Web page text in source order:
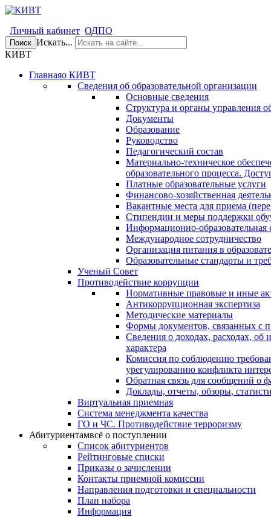
Личный кабинет ОДПО
Поиск Искать...
КИВТ
Главнаяо КИВТ
Сведения об образовательной организации
Основные сведения
Структура и органы управления
Документы
Образование
Руководство
Педагогический состав
Материально-техническое
образовательного процесса.
Платные образовательные услуги
Финансово-хозяйственная
Вакантные места для приема
Стипендии и меры поддержки
Информационно-образовательная
Международное сотрудничество
Организация питания в
Образовательные стандарты и
Ученый Совет
Противодействие коррупции
Нормативные правовые и иные
Антикоррупционная экспертиза
Методические материалы
Формы документов, связанных с
Сведения о доходах, расходах, об
характера
Комиссия по соблюдению
урегулированию конфликта
Обратная связь для сообщений о
Доклады, отчеты, обзоры,
Виртуальная приемная
Система менеджмента качества
ГО и ЧС. Противодействие терроризму
Абитуриентамвсё о поступлении
Список абитуриентов
Рейтинговые списки
Приказы о зачислении
Контакты приемной комиссии
Направления подготовки и специальности
План набора
Информация